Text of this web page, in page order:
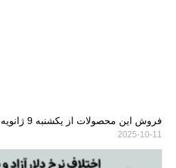
فروش این محصولات از یکشنبه 9 ژانویه +جزئیات
2025-10-11